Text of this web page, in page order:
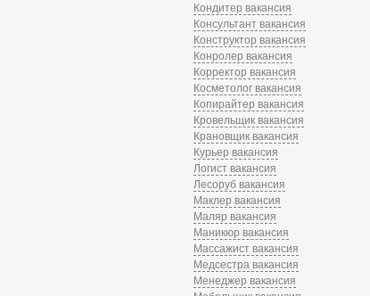
Кондитер вакансия
Консультант вакансия
Конструктор вакансия
Конролер вакансия
Корректор вакансия
Косметолог вакансия
Копирайтер вакансия
Кровельщик вакансия
Крановщик вакансия
Курьер вакансия
Логист вакансия
Лесоруб вакансия
Маклер вакансия
Маляр вакансия
Маникюр вакансия
Массажист вакансия
Медсестра вакансия
Менеджер вакансия